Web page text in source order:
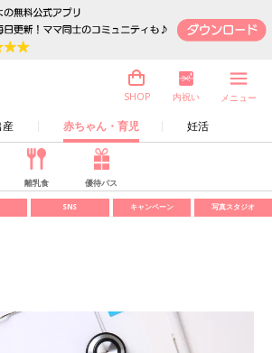
産 赤ちゃん・育児 妊活
SHOP 内祝い メニュー
離乳食 優待パス
SNS キャンペーン 写真スタジオ